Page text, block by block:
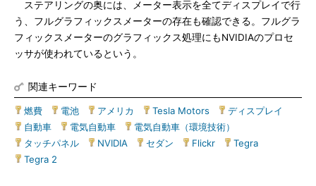
ステアリングの奥には、メーター表示を全てディスプレイで行
う、フルグラフィックスメーターの存在も確認できる。フルグラ
フィックスメーターのグラフィックス処理にもNVIDIAのプロセ
ッサが使われているという。
関連キーワード
燃費 電池 アメリカ Tesla Motors ディスプレイ
自動車
電気自動車 電気自動車（環境技術）
タッチパネル
NVIDIA セダン Flickr Tegra
Tegra 2